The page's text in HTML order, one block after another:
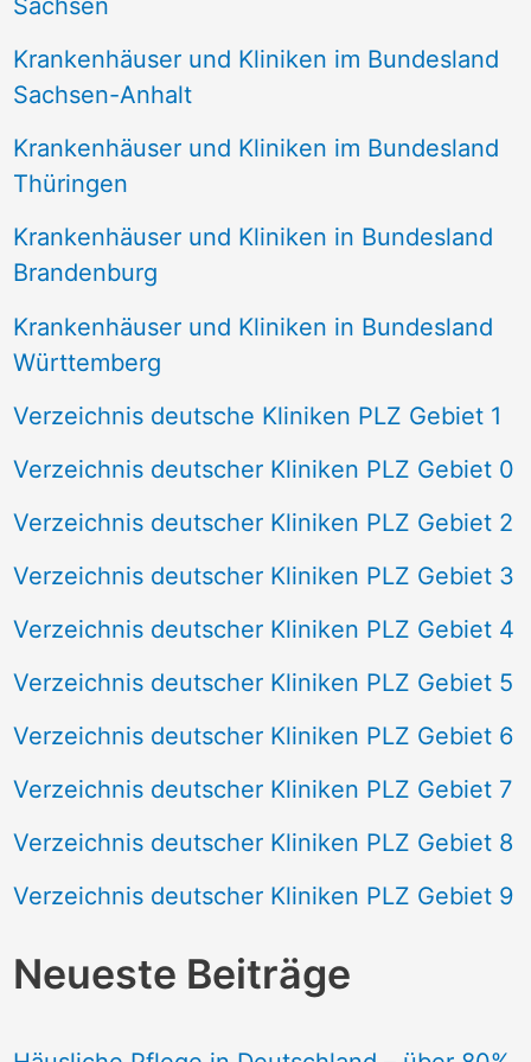
Sachsen
Krankenhäuser und Kliniken im Bundesland
Sachsen-Anhalt
Krankenhäuser und Kliniken im Bundesland
Thüringen
Krankenhäuser und Kliniken in Bundesland
Brandenburg
Krankenhäuser und Kliniken in Bundesland
Württemberg
Verzeichnis deutsche Kliniken PLZ Gebiet 1
Verzeichnis deutscher Kliniken PLZ Gebiet 0
Verzeichnis deutscher Kliniken PLZ Gebiet 2
Verzeichnis deutscher Kliniken PLZ Gebiet 3
Verzeichnis deutscher Kliniken PLZ Gebiet 4
Verzeichnis deutscher Kliniken PLZ Gebiet 5
Verzeichnis deutscher Kliniken PLZ Gebiet 6
Verzeichnis deutscher Kliniken PLZ Gebiet 7
Verzeichnis deutscher Kliniken PLZ Gebiet 8
Verzeichnis deutscher Kliniken PLZ Gebiet 9
Neueste Beiträge